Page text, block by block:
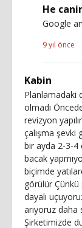
He
Google
9 yıl önce
Kabin
Planlamadaki
olmadı
revizyon
çalışma şevki
bir ayda 2-3-4
bacak
biçimde
görülür Çünkü
dayalı
arıyoruz
Şirketimizde